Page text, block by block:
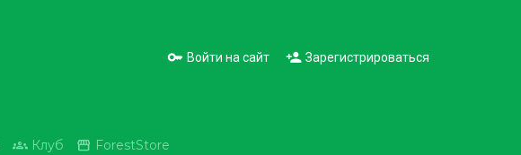
Войти на сайт Зарегистрироваться
 Клуб  ForestStore